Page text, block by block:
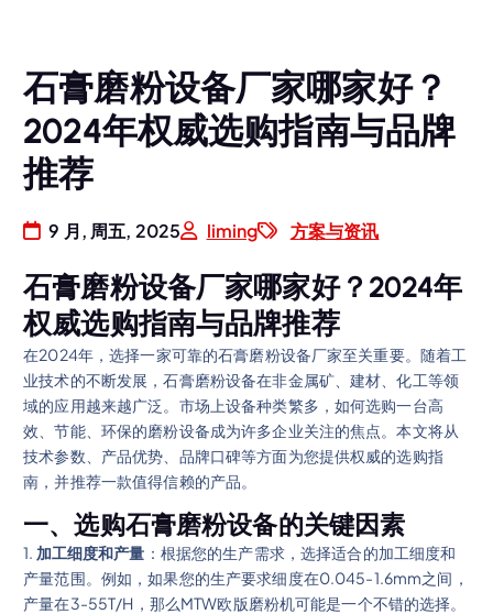
石膏磨粉设备厂家哪家好？
2024年权威选购指南与品牌
推荐
9 月, 周五, 2025 liming 方案与资讯
石膏磨粉设备厂家哪家好？2024年
权威选购指南与品牌推荐
在2024年，选择一家可靠的石膏磨粉设备厂家至关重要。随着工
业技术的不断发展，石膏磨粉设备在非金属矿、建材、化工等领
域的应用越来越广泛。市场上设备种类繁多，如何选购一台高
效、节能、环保的磨粉设备成为许多企业关注的焦点。本文将从
技术参数、产品优势、品牌口碑等方面为您提供权威的选购指
南，并推荐一款值得信赖的产品。
一、选购石膏磨粉设备的关键因素
1. 加工细度和产量 ：根据您的生产需求，选择适合的加工细度和
产量范围。例如，如果您的生产要求细度在0.045-1.6mm之间，
产量在3-55T/H，那么MTW欧版磨粉机可能是一个不错的选择。